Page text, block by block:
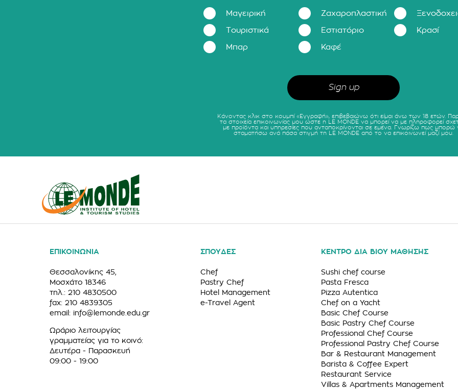
Μαγειρική Ζαχαροπλαστική
Τουριστικά Εστιατόριο Κρασί
Μπαρ Καφέ
Κάνοντας κλικ στο κουμπί «Εγγραφή», επιβεβαιώνω ότι είμαι άνω των 18 ετών.
τα στοιχεία επικοινωνίας μου ώστε η LE MONDE να μπορεί να με πληροφορεί
με προϊόντα και υπηρεσίες που ανταποκρίνονται σε εμένα. Γνωρίζω πως μπορώ
σταματήσω ανά πάσα στιγμή τη LE MONDE από το να επικοινωνεί μαζί μου.
ΕΠΙΚΟΙΝΩΝΙΑ
Θεσσαλονίκης 45,
Μοσχάτο 18346
τηλ.: 210 4830500
fax: 210 4839305
email: info@lemonde.edu.gr
Ωράριο λειτουργίας
γραμματείας για το κοινό:
Δευτέρα - Παρασκευή
09:00 - 19:00
ΣΠΟΥΔΕΣ
Chef
Pastry Chef
Hotel Management
e-Travel Agent
ΚΕΝΤΡΟ ΔΙΑ ΒΙΟΥ ΜΑΘΗΣΗΣ
Sushi chef course
Pasta Fresca
Pizza Autentica
Chef on a Yacht
Basic Chef Course
Basic Pastry Chef Course
Professional Chef Course
Professional Pastry Chef Course
Bar & Restaurant Management
Barista & Coffee Expert
Restaurant Service
Villas & Apartments Management